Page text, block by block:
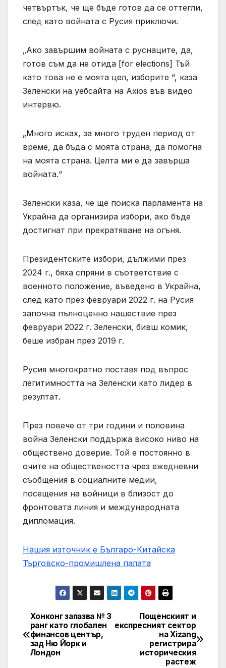
четвъртък, че ще бъде готов да се оттегли,
след като войната с Русия приключи.
„Ако завършим войната с руснаците, да,
готов съм да не отида [for elections] Тъй
като това не е моята цел, изборите “, каза
Зеленски на уебсайта на Axios във видео
интервю.
„Много исках, за много труден период от
време, да бъда с моята страна, да помогна
на моята страна. Целта ми е да завърша
войната.“
Зеленски каза, че ще поиска парламента на
Украйна да организира избори, ако бъде
достигнат при прекратяване на огъня.
Президентските избори, дължими през
2024 г., бяха спряни в съответствие с
военното положение, въведено в Украйна,
след като през февруари 2022 г. на Русия
започна пълноценно нашествие през
февруари 2022 г. Зеленски, бивш комик,
беше избран през 2019 г.
Русия многократно поставя под въпрос
легитимността на Зеленски като лидер в
резултат.
През повече от три години и половина
война Зеленски поддържа високо ниво на
обществено доверие. Той е постоянно в
очите на обществеността чрез ежедневни
съобщения в социалните медии,
посещения на войници в близост до
фронтовата линия и международната
дипломация.
Нашия източник е Българо-Китайска
Търговско-промишлена палaта
Post
navigation
Пощенският и
експресният сектор
на Xizang
регистрира
историческия
растеж
Хонконг запазва № 3
ранг като глобален
финансов център,
зад Ню Йорк и
Лондон